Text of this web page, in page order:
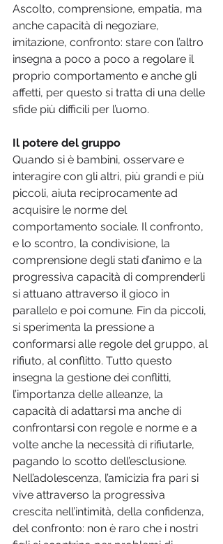
Ascolto, comprensione, empatia, ma
anche capacità di negoziare,
imitazione, confronto: stare con l’altro
insegna a poco a poco a regolare il
proprio comportamento e anche gli
affetti, per questo si tratta di una delle
sfide più difficili per l’uomo.
Il potere del gruppo
Quando si è bambini, osservare e
interagire con gli altri, più grandi e più
piccoli, aiuta reciprocamente ad
acquisire le norme del
comportamento sociale. Il confronto,
e lo scontro, la condivisione, la
comprensione degli stati d’animo e la
progressiva capacità di comprenderli
si attuano attraverso il gioco in
parallelo e poi comune. Fin da piccoli,
si sperimenta la pressione a
conformarsi alle regole del gruppo, al
rifiuto, al conflitto. Tutto questo
insegna la gestione dei conflitti,
l’importanza delle alleanze, la
capacità di adattarsi ma anche di
confrontarsi con regole e norme e a
volte anche la necessità di rifiutarle,
pagando lo scotto dell’esclusione.
Nell’adolescenza, l’amicizia fra pari si
vive attraverso la progressiva
crescita nell’intimità, della confidenza,
del confronto: non è raro che i nostri